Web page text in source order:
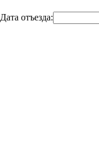
Дата отъезда: